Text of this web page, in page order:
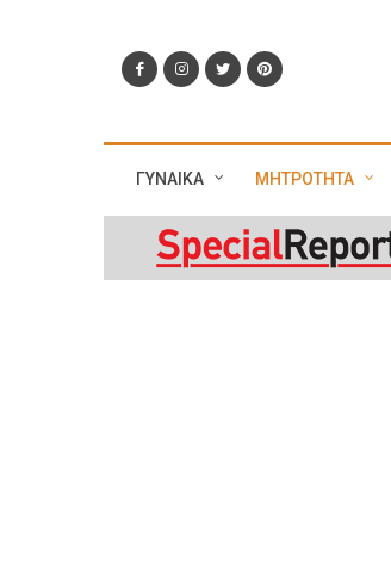
ΓΥΝΑΙΚΑ ΜΗΤΡΟΤΗΤΑ